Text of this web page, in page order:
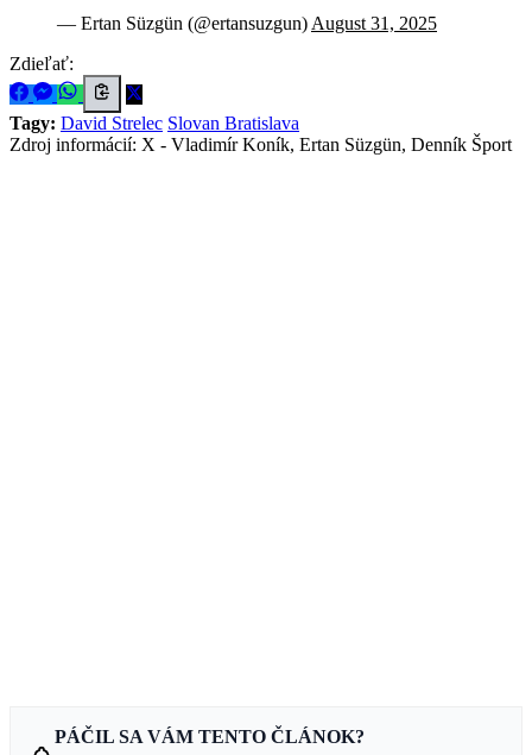
— Ertan Süzgün (@ertansuzgun) August 31, 2025
Zdieľať:
Tagy: David Strelec Slovan Bratislava
Zdroj informácií: X - Vladimír Koník, Ertan Süzgün, Denník Šport
PÁČIL SA VÁM TENTO ČLÁNOK?